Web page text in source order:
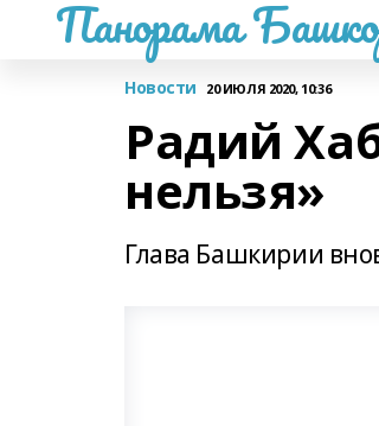
Панорама
Новости 20 ИЮЛЯ 2020, 10:36
Радий
нельзя»
Глава Башкирии